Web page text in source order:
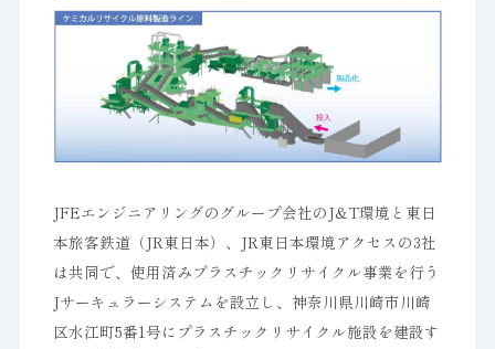
JFEエンジニアリングのグループ会社のJ&T環境と東日
本旅客鉄道（JR東日本）、JR東日本環境アクセスの3社
は共同で、使用済みプラスチックリサイクル事業を行う
Jサーキュラーシステムを設立し、神奈川県川崎市川崎
区水江町5番1号にプラスチックリサイクル施設を建設す